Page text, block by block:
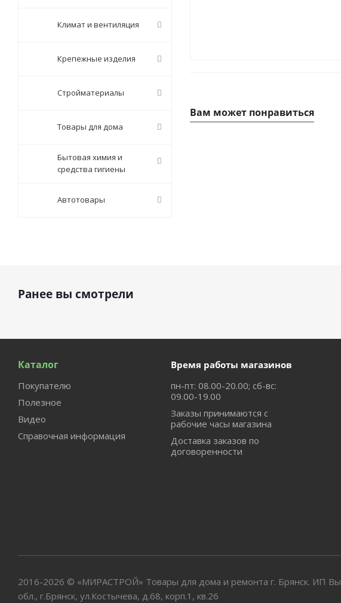
Вам может понравиться
Климат и вентиляция
Крепежные изделия
Стройматериалы
Товары для дома
Бытовая химия и
средства гигиены
Автотовары
Ранее вы смотрели
Каталог
Покупателю
Полезное
Видео
Справочная информация
Время работы магазинов
пн-пт: 08.00-20.00; сб-вс:
09.00-19.00
Заказы принимаются с
рабочие часы магазина
Доставка заказов по
договоренности
2016-2026 © «МИРАСТРОЙ» Товары для дома и ремонта г. Брянск. ИП
обл., г.Брянск, ул.Костычева, д.68, корп.1, кв.26